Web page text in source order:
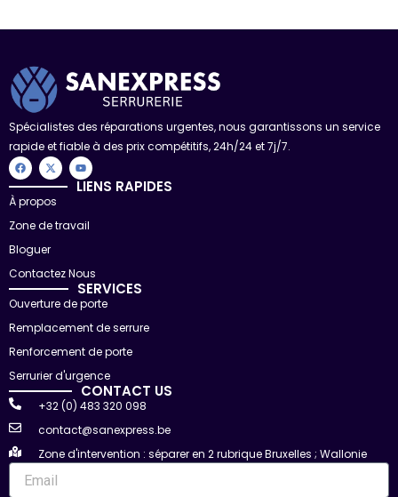
Spécialistes des réparations urgentes, nous garantissons un service
rapide et fiable à des prix compétitifs, 24h/24 et 7j/7.
F
a
c
b
o
X
-
t
i
t
r
Y
o
u
t
e
LIENS RAPIDES
À propos
Zone de travail
Bloguer
Contactez Nous
SERVICES
Ouverture de porte
Remplacement de serrure
Renforcement de porte
Serrurier d'urgence
CONTACT US
+32 (0) 483 320 098
contact@sanexpress.be
Zone d'intervention : séparer en 2 rubrique Bruxelles ; Wallonie